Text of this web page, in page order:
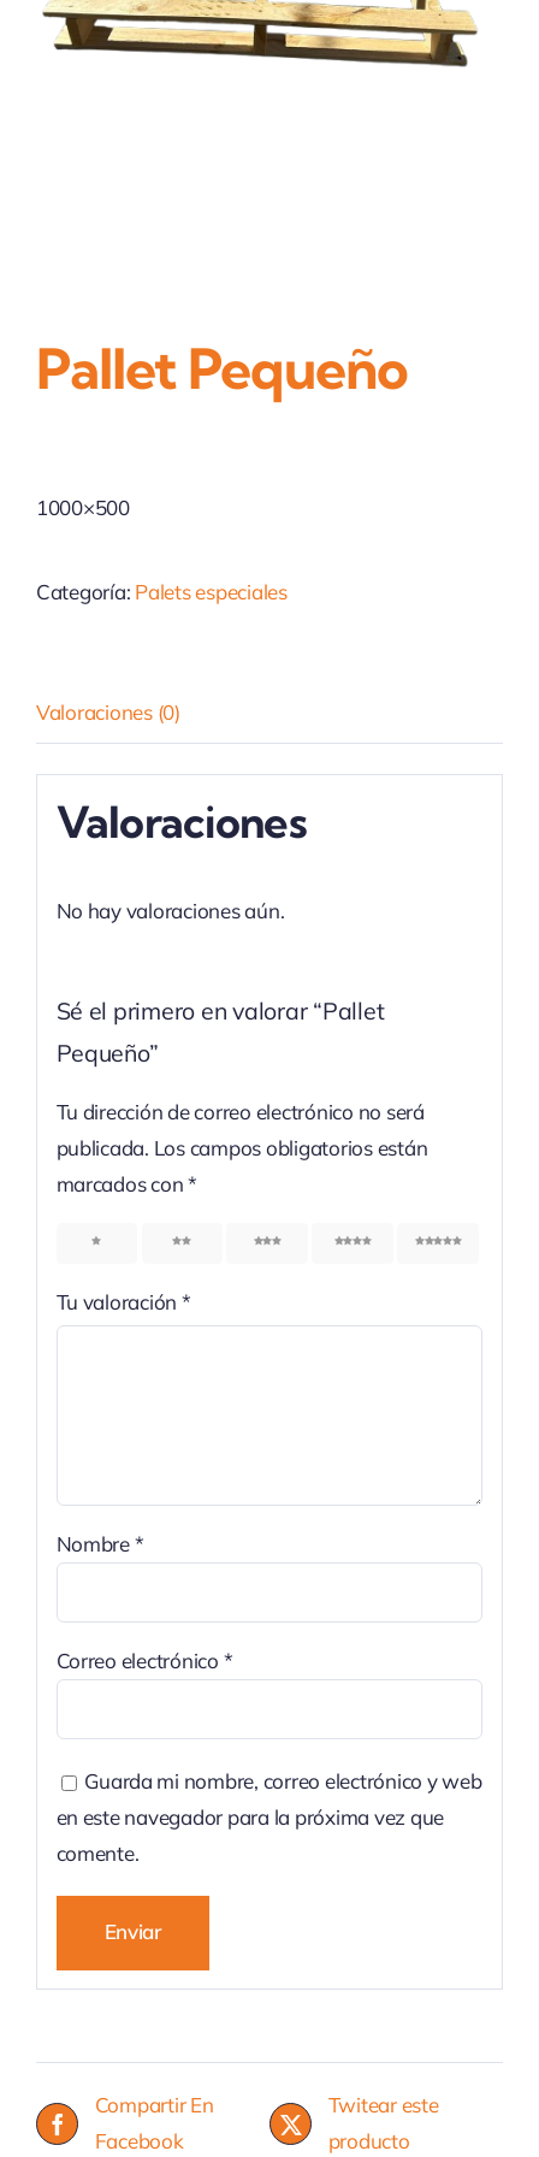
Pallet Pequeño
1000×500
Categoría: Palets especiales
Valoraciones (0)
Valoraciones
No hay valoraciones aún.
Sé el primero en valorar “Pallet
Pequeño”
Tu dirección de correo electrónico no será
publicada. Los campos obligatorios están
marcados con*
5
Tu valoración *
Nombre*
Correo electrónico *
Guarda mi nombre, correo electrónico y web
en este navegador para la próxima vez que
comente.
Compartir En
Facebook
Twitear este
producto